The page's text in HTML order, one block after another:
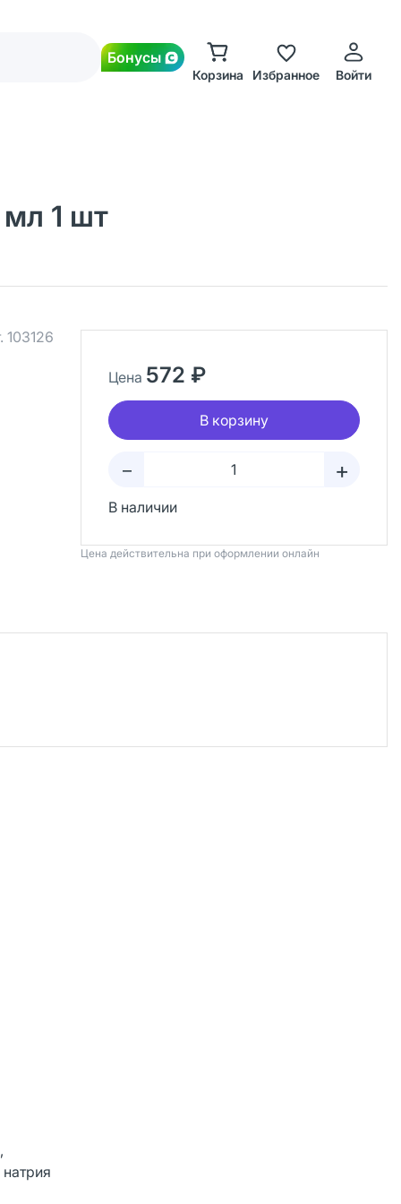
Бонусы
Корзина Избранное Войти
1 шт
103126
Цена 572 ₽
В корзину
– +
В наличии
Цена действительна при оформлении онлайн